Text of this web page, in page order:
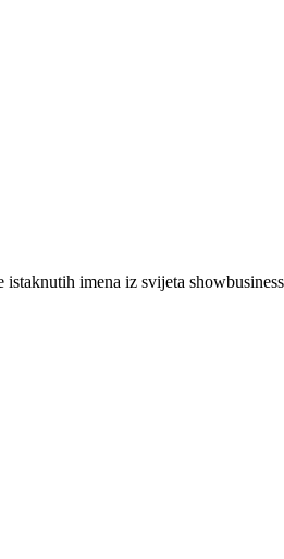
imena iz svijeta